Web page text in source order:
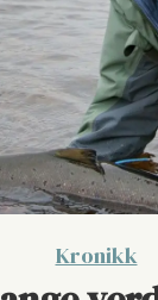
Kronikk